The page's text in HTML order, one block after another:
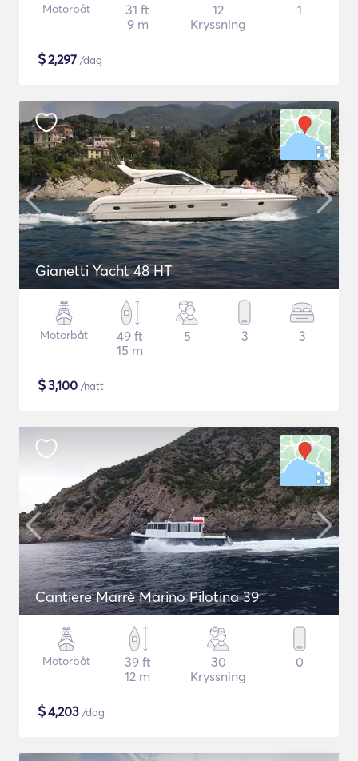
Motorbåt
31 ft
9 m
12
Kryssning
1
$2,297 /dag
Gianetti Yacht 48 HT
Motorbåt
49 ft
15 m
5 3 3
$3,100 /natt
Cantiere Marrè Marino Pilotina 39
Motorbåt
39 ft
12 m
30
Kryssning
0
$4,203 /dag